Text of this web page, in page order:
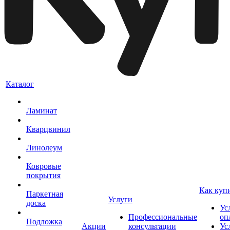
Каталог
Ламинат
Кварцвинил
Линолеум
Ковровые
покрытия
Паркетная
доска
Подложка
Акции
Услуги
Профессиональные
консультации
Как